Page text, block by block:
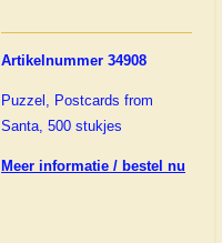
Artikelnummer 34908
Puzzel, Postcards from
Santa, 500 stukjes
Meer informatie / bestel nu